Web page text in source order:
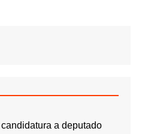
a deputado